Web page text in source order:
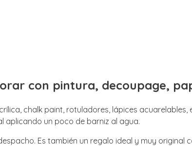
con pintura, decoupage,
chalk paint, rotuladores, lápices acuarelables,
aplicando un poco de barniz al agua.
Es también un regalo ideal y muy